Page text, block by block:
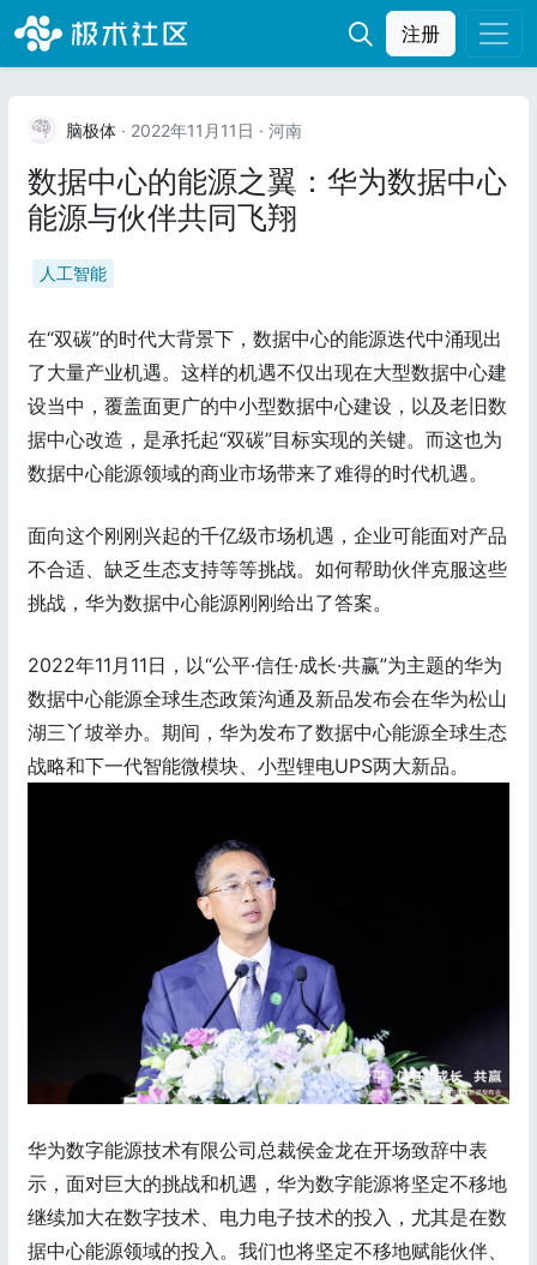
注册
脑极体 · 2022年11月11日 · 河南
数据中心的能源之翼：华为数据中心
能源与伙伴共同飞翔
人工智能
在“双碳”的时代大背景下，数据中心的能源迭代中涌现出
了大量产业机遇。这样的机遇不仅出现在大型数据中心建
设当中，覆盖面更广的中小型数据中心建设，以及老旧数
据中心改造，是承托起“双碳”目标实现的关键。而这也为
数据中心能源领域的商业市场带来了难得的时代机遇。
面向这个刚刚兴起的千亿级市场机遇，企业可能面对产品
不合适、缺乏生态支持等等挑战。如何帮助伙伴克服这些
挑战，华为数据中心能源刚刚给出了答案。
2022年11月11日，以“公平·信任·成长·共赢”为主题的华为
数据中心能源全球生态政策沟通及新品发布会在华为松山
湖三丫坡举办。期间，华为发布了数据中心能源全球生态
战略和下一代智能微模块、小型锂电UPS两大新品。
华为数字能源技术有限公司总裁侯金龙在开场致辞中表
示，面对巨大的挑战和机遇，华为数字能源将坚定不移地
继续加大在数字技术、电力电子技术的投入，尤其是在数
据中心能源领域的投入。我们也将坚定不移地赋能伙伴、